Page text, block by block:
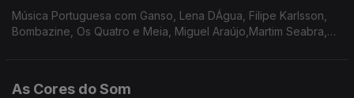
Música Portuguesa com Ganso, Lena DÁgua, Filipe Karlsson,
Bombazine, Os Quatro e Meia, Miguel Araújo,Martim Seabra,
As Cores do Som